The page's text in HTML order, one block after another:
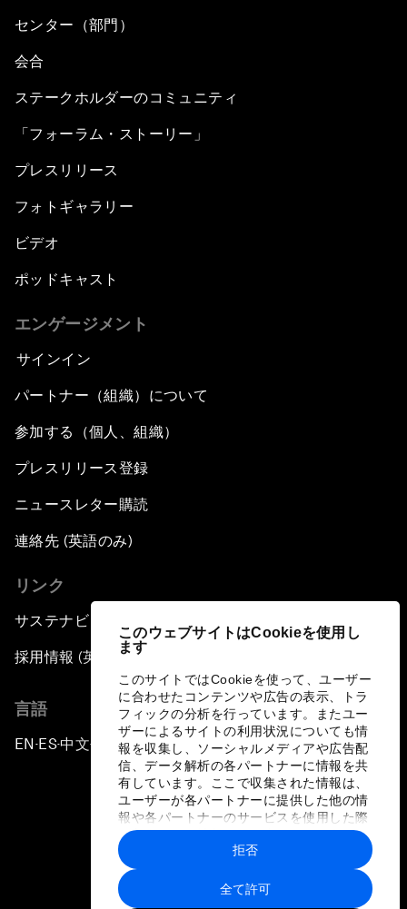
このウェブサイトはCookieを使用し
ます
このサイトではCookieを使って、ユーザー
に合わせたコンテンツや広告の表示、トラ
フィックの分析を行っています。またユー
ザーによるサイトの利用状況についても情
報を収集し、ソーシャルメディアや広告配
信、データ解析の各パートナーに情報を共
有しています。ここで収集された情報は、
ユーザーが各パートナーに提供した他の情
報や各パートナーのサービスを使用した際
に収集された情報と組み合わされ、各パー
トナーによって使用されることがありま
す。
全て許可
拒否
センター（部門）
会合
ステークホルダーのコミュニティ
「フォーラム・ストーリー」
プレスリリース
フォトギャラリー
ビデオ
ポッドキャスト
エンゲージメント
サインイン
パートナー（組織）について
参加する（個人、組織）
プレスリリース登録
ニュースレター購読
連絡先 (英語のみ)
リンク
サステナビリティへの取り組み
採用情報 (英語のみ)
言語
EN ▪ES▪中文▪ 日本語
プライバシーポリシーと利用規約
サイトマップ